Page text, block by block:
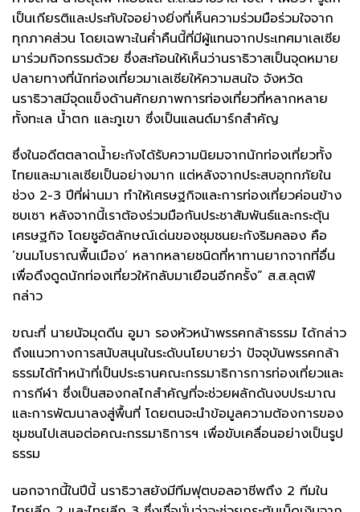
เป็นเกียรติและประทับใจอย่างยิ่งที่เห็นความร่วมมือร่วมใจจาก
ทุกภาคส่วน โดยเฉพาะในค่ำคืนนี้ที่มีผู้แทนจากประเทศมาเลเซีย
มาร่วมกิจกรรมด้วย ซึ่งสะท้อนให้เห็นว่านราธิวาสเป็นจุดหมาย
ปลายทางที่นักท่องเที่ยวมาเลเซียให้ความสนใจ จังหวัด
นราธิวาสมีจุดแข็งด้านศักยภาพการท่องเที่ยวที่หลากหลาย
ทั้งทะเล น้ำตก และภูเขา ซึ่งเป็นแลนด์มาร์กสำคัญ
ซึ่งในอดีตตลาดน้ำยะกังได้รับความนิยมจากนักท่องเที่ยวทั้ง
ไทยและมาเลเซียเป็นอย่างมาก แต่หลังจากประสบอุทกภัยใน
ช่วง 2-3 ปีที่ผ่านมา ทำให้เศรษฐกิจและการท่องเที่ยวค่อนข้าง
ซบเซา หลังจากนี้เราต้องร่วมมือกันประชาสัมพันธ์และกระตุ้น
เศรษฐกิจ โดยชูอัตลักษณ์เด่นของชุมชนยะกังริมคลอง คือ
‘ขนมโบราณพื้นเมือง’ หลากหลายชนิดที่หาทานยากจากที่อื่น
เพื่อดึงดูดนักท่องเที่ยวให้กลับมาเยือนอีกครั้ง” ส.ส.ลุตฟี
กล่าว
ขณะที่ นายนัจมุดดีน อูมา รองหัวหน้าพรรคกล้าธรรม ได้กล่าว
ถึงแนวทางการสนับสนุนในระดับนโยบายว่า ปัจจุบันพรรคกล้า
ธรรมได้ทำหน้าที่เป็นประธานคณะกรรมาธิการการท่องเที่ยวและ
การกีฬา ซึ่งเป็นสองกลไกสำคัญที่จะช่วยผลักดันงบประมาณ
และการพัฒนาลงสู่พื้นที่ โดยตนจะนำข้อมูลความต้องการของ
ชุมชนไปเสนอต่อคณะกรรมาธิการฯ เพื่อขับเคลื่อนอย่างเป็นรูป
ธรรม
นอกจากนี้ในปีนี้ นราธิวาสยังมีทีมฟุตบอลอาชีพถึง 2 ทีมใน